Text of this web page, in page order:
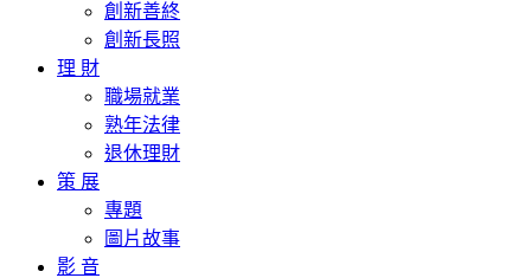
創新善終
創新長照
理 財
職場就業
熟年法律
退休理財
策 展
專題
圖片故事
影 音